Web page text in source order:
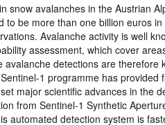
snow avalanches in the Austrian
be more than one billion euros
Avalanche activity is well
assessment, which cover
detections are
1 programme has
major scientific advances in the
from Sentinel-1 Synthetic
automated detection system is